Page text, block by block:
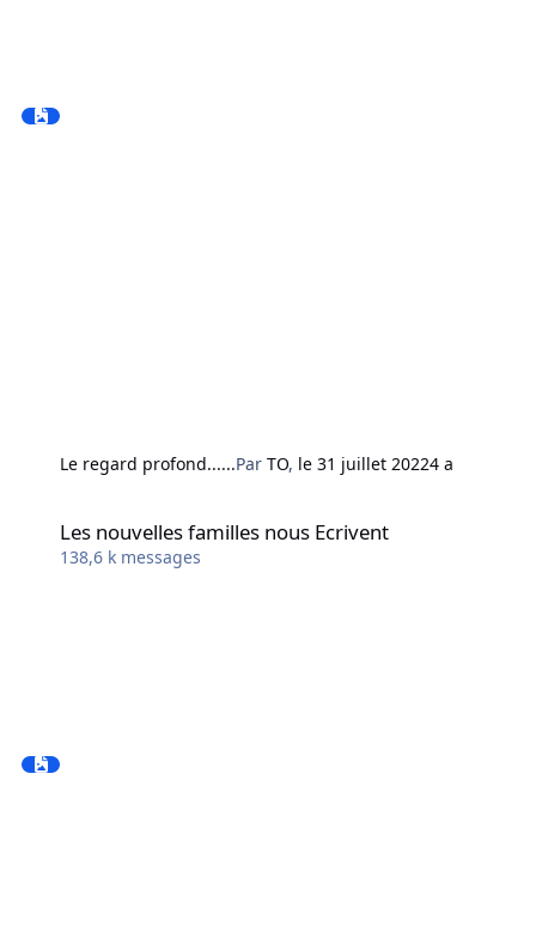
Le regard profond......ParTO, le 31 juillet 20224 a
Les nouvelles familles nous Ecrivent
138,6 k messages